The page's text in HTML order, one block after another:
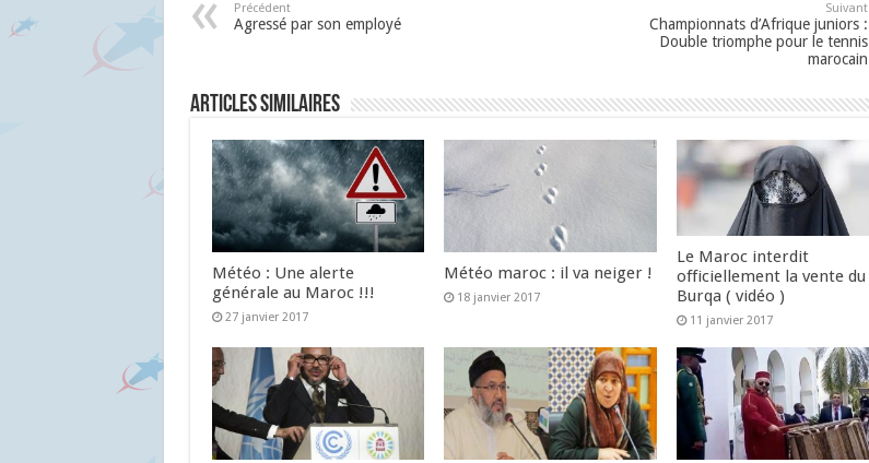
Précédent
Agressé par son employé
Suivant
Championnats d’Afrique juniors :
Double triomphe pour le tennis
marocain
Articles similaires
Météo : Une alerte
générale au Maroc !!!
27 janvier 2017
Météo maroc : il va neiger !
18 janvier 2017
Le Maroc interdit
officiellement la vente du
Burqa ( vidéo )
11 janvier 2017